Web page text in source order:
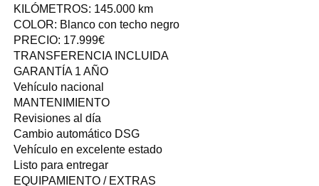
KILÓMETROS: 145.000 km
COLOR: Blanco con techo negro
PRECIO: 17.999€
TRANSFERENCIA INCLUIDA
GARANTÍA 1 AÑO
Vehículo nacional
MANTENIMIENTO
Revisiones al día
Cambio automático DSG
Vehículo en excelente estado
Listo para entregar
EQUIPAMIENTO / EXTRAS